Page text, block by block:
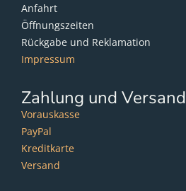
Anfahrt
Öffnungszeiten
Rückgabe und Reklamation
Impressum
Zahlung und Versand
Vorauskasse
PayPal
Kreditkarte
Versand